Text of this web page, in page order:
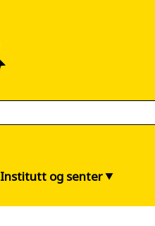
Institutt og senter